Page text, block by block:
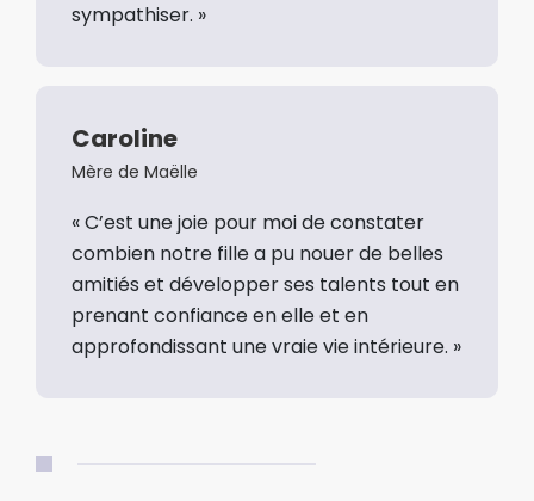
sympathiser. »
Caroline
Mère de Maëlle
« C’est une joie pour moi de constater
combien notre fille a pu nouer de belles
amitiés et développer ses talents tout en
prenant confiance en elle et en
approfondissant une vraie vie intérieure. »